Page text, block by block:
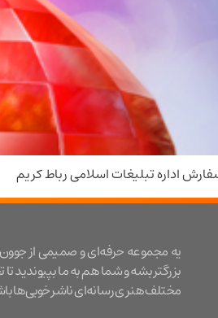
اداره تبلیغات اسلامی رباط کریم
یه مجموعه حرفه‌ای و صمیمی از
بزرگتر بشه و شما هم به ما بپیوندید
مختلف هنری رسانه‌ای ناشر خوبی‌ها